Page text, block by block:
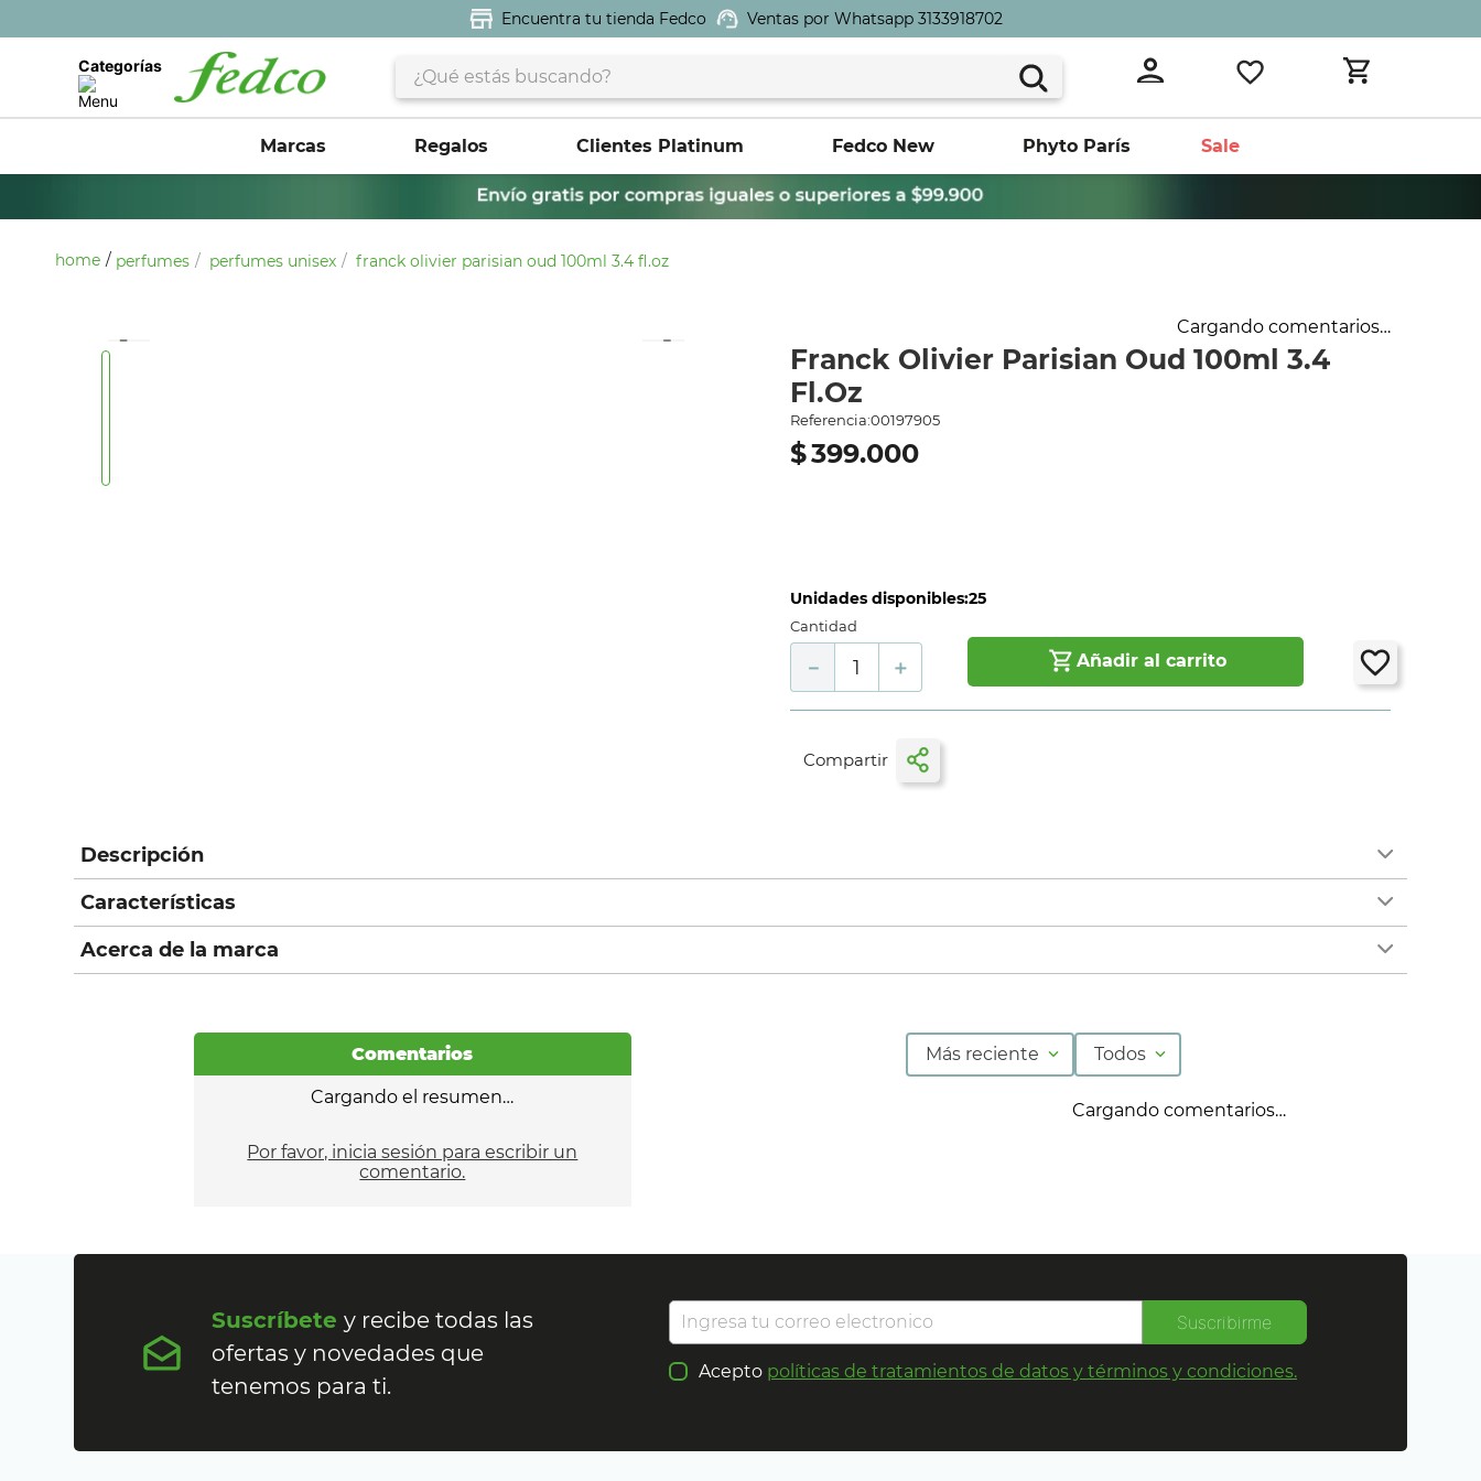
Encuentra tu tienda Fedco Ventas por Whatsapp 3133918702
Categorías ¿Qué estás buscando?
Marcas Regalos Clientes Platinum Fedco New Phyto París Sale
perfumes perfumes unisex franck olivier parisian oud 100ml 3.4 fl.oz
Cargando comentarios…
Franck Olivier Parisian Oud 100ml 3.4
Fl.Oz
Referencia:00197905
$399.000
Unidades disponibles:25
Cantidad
＋
－ Añadir al carrito
Descripción
Características
Acerca de la marca
Comentarios
Cargando el resumen…
Por favor, inicia sesión para escribir un
comentario.
Más reciente Todos
Cargando comentarios…
Suscríbetey recibe todas las
ofertas y novedades que
tenemos para ti.
Suscribirme
Acepto políticas de tratamientos de datos y términos y condiciones.